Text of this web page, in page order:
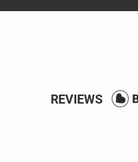
REVIEWS